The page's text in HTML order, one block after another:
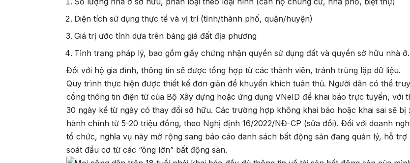
Diện tích sử dụng thực tế và vị trí (tỉnh/thành phố, quận/huyện)
Giá trị ước tính dựa trên bảng giá đất địa phương
Tình trạng pháp lý, bao gồm giấy chứng nhận quyền sử dụng đất và quyền sở hữu nhà ở.
Đối với hộ gia đình, thông tin sẽ được tổng hợp từ các thành viên, tránh trùng lặp dữ liệu.
Quy trình thực hiện được thiết kế đơn giản để khuyến khích tuân thủ. Người dân có thể
cổng thông tin điện tử của Bộ Xây dựng hoặc ứng dụng VNeID để khai báo trực tuyến, với
30 ngày kể từ ngày có thay đổi sở hữu. Các trường hợp không khai báo hoặc khai sai sẽ bị
hành chính từ 5-20 triệu đồng, theo Nghị định 16/2022/NĐ-CP (sửa đổi). Đối với doanh
tổ chức, nghĩa vụ này mở rộng sang báo cáo danh sách bất động sản đang quản lý, hỗ trợ
soát đầu cơ từ các “ông lớn” bất động sản.